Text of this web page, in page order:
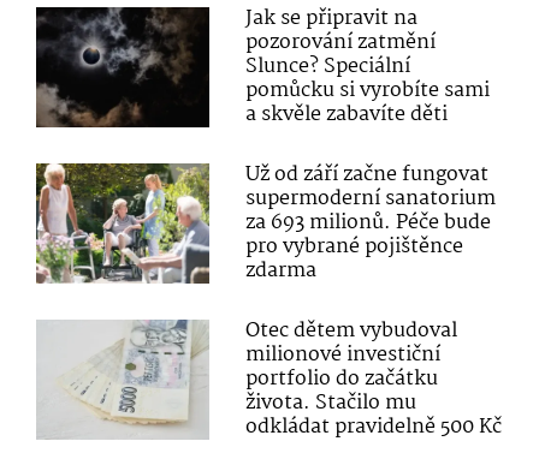
Jak se připravit na
pozorování zatmění
Slunce? Speciální
pomůcku si vyrobíte sami
a skvěle zabavíte děti
Už od září začne fungovat
supermoderní sanatorium
za 693 milionů. Péče bude
pro vybrané pojištěnce
zdarma
Otec dětem vybudoval
milionové investiční
portfolio do začátku
života. Stačilo mu
odkládat pravidelně 500 Kč